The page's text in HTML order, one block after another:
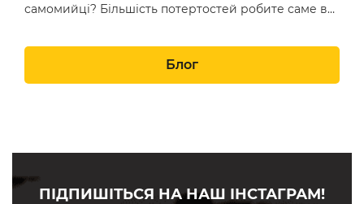
самомийці? Більшість потертостей робите саме ви,
Блог
ПІДПИШІТЬСЯ НА НАШ ІНСТАГРАМ!